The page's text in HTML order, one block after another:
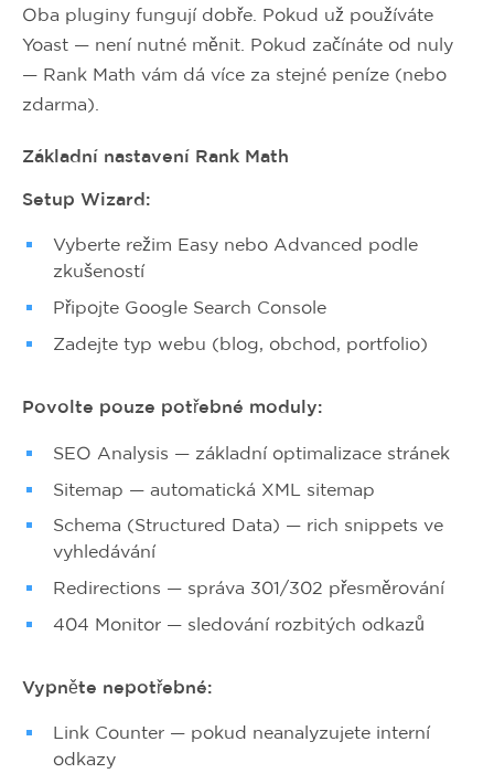
Oba pluginy fungují dobře. Pokud už používáte
Yoast — není nutné měnit. Pokud začínáte od nuly
— Rank Math vám dá více za stejné peníze (nebo
zdarma).
Základní nastavení Rank Math
Setup Wizard:
Vyberte režim Easy nebo Advanced podle
zkušeností
Připojte Google Search Console
Zadejte typ webu (blog, obchod, portfolio)
Povolte pouze potřebné moduly:
SEO Analysis — základní optimalizace stránek
Sitemap — automatická XML sitemap
Schema (Structured Data) — rich snippets ve
vyhledávání
Redirections — správa 301/302 přesměrování
404 Monitor — sledování rozbitých odkazů
Vypněte nepotřebné:
Link Counter — pokud neanalyzujete interní
odkazy